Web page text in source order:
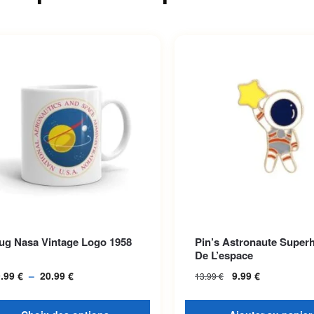
Nasa Vintage Logo 1958
€ – 20.99 €
options peuvent être choisies
Pin’s Astronaute
De L’espace
13.99€ 9.99 €